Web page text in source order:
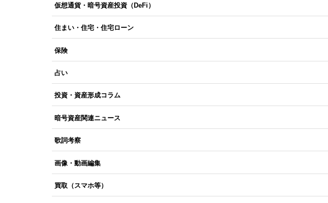
仮想通貨・暗号資産投資（DeFi）
住まい・住宅・住宅ローン
保険
占い
投資・資産形成コラム
暗号資産関連ニュース
歌詞考察
画像・動画編集
買取（スマホ等）